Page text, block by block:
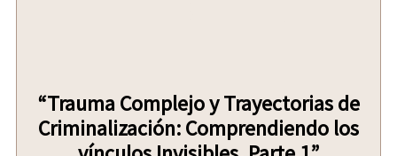
“Trauma Complejo y Trayectorias de
Criminalización: Comprendiendo los